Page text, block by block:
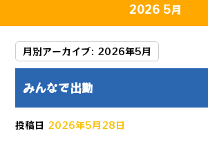
2026 5月
月別アーカイブ: 2026年5月
みんなで出勤
投稿日 2026年5月28日